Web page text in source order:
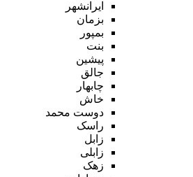
ایرانشهر
بزمان
بمپور
بنت
پیشین
جالق
چابهار
خاش
دوست محمد
راسک
زابل
زابلی
زهک